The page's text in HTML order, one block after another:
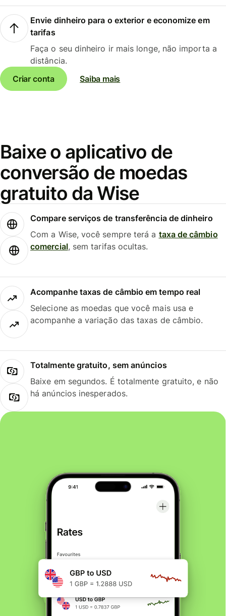
Envie dinheiro para o exterior e economize em
tarifas
Faça o seu dinheiro ir mais longe, não importa a
distância.
Criar conta
Saiba mais
Baixe o aplicativo de
conversão de moedas
gratuito da Wise
Compare serviços de transferência de dinheiro
Com a Wise, você sempre terá a taxa de câmbio
comercial, sem tarifas ocultas.
Acompanhe taxas de câmbio em tempo real
Selecione as moedas que você mais usa e
acompanhe a variação das taxas de câmbio.
Totalmente gratuito, sem anúncios
Baixe em segundos. É totalmente gratuito, e não
há anúncios inesperados.